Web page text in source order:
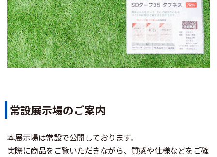
常設展示場のご案内
本展示場は常設で公開しております。
実際に商品をご覧いただきながら、質感や仕様などをご確